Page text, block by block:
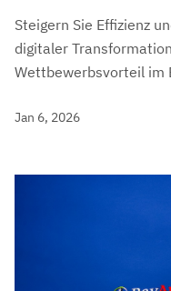
Steigern Sie Effizienz
digitaler
Wettbewerbsvorteil im
Jan 6, 2026